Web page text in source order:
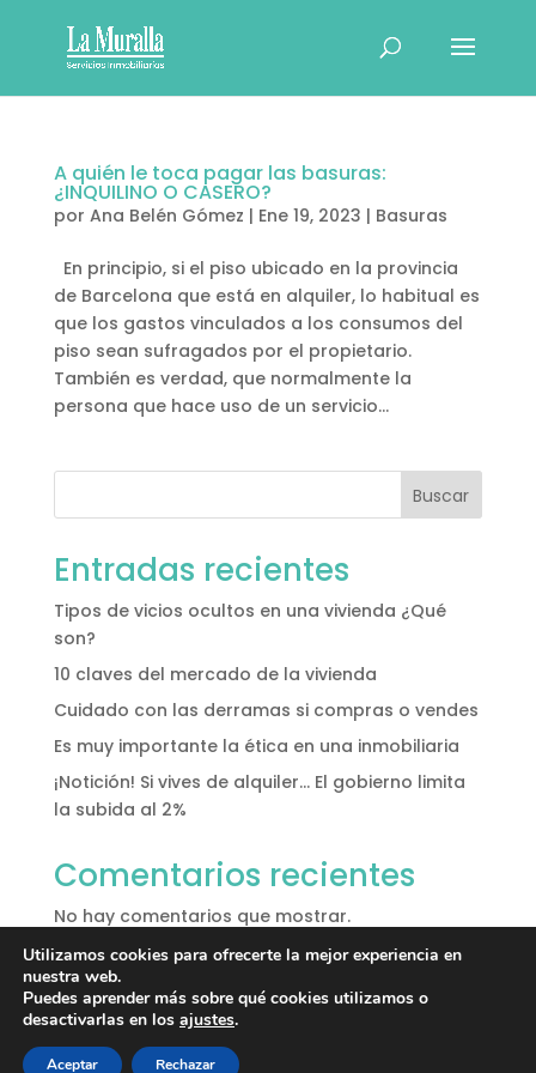
A quién le toca pagar las basuras:
¿INQUILINO O CASERO?
por Ana Belén Gómez | Ene 19, 2023 | Basuras
En principio, si el piso ubicado en la provincia
de Barcelona que está en alquiler, lo habitual es
que los gastos vinculados a los consumos del
piso sean sufragados por el propietario.
También es verdad, que normalmente la
persona que hace uso de un servicio...
Buscar
Entradas recientes
Tipos de vicios ocultos en una vivienda ¿Qué
son?
10 claves del mercado de la vivienda
Cuidado con las derramas si compras o vendes
Es muy importante la ética en una inmobiliaria
¡Notición! Si vives de alquiler… El gobierno limita
la subida al 2%
Comentarios recientes
No hay comentarios que mostrar.
Utilizamos cookies para ofrecerte la mejor experiencia en
nuestra web.
Puedes aprender más sobre qué cookies utilizamos o
desactivarlas en los ajustes.
Aceptar Rechazar